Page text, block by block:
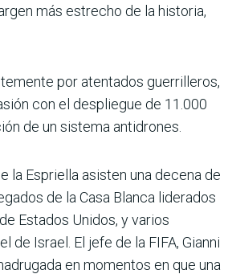
más estrecho de la historia,
por atentados guerrilleros,
con el despliegue de 11.000
de un sistema antidrones.
la Espriella asisten una decena de
de la Casa Blanca liderados
Estados Unidos, y varios
de Israel. El jefe de la FIFA, Gianni
en momentos en que una